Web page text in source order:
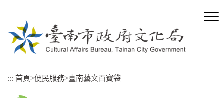
::: 首頁>便民服務>臺南藝文百寶袋